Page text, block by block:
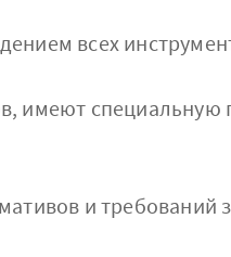
всех
имеют специальную
и требований